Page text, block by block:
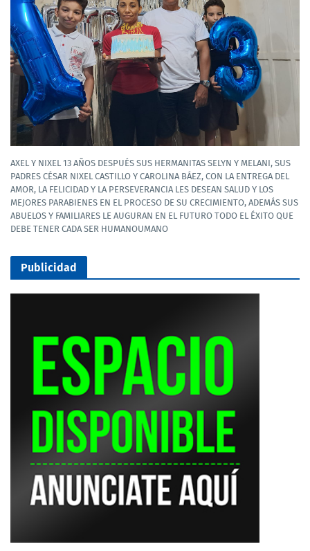
AXEL Y NIXEL 13 AÑOS DESPUÉS SUS HERMANITAS SELYN Y MELANI, SUS
PADRES CÉSAR NIXEL CASTILLO Y CAROLINA BÁEZ, CON LA ENTREGA DEL
AMOR, LA FELICIDAD Y LA PERSEVERANCIA LES DESEAN SALUD Y LOS
MEJORES PARABIENES EN EL PROCESO DE SU CRECIMIENTO, ADEMÁS SUS
ABUELOS Y FAMILIARES LE AUGURAN EN EL FUTURO TODO EL ÉXITO QUE
DEBE TENER CADA SER HUMANOUMANO
Publicidad